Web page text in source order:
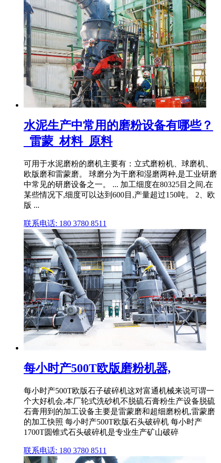
水泥生产中常用的磨粉设备有哪些？
_雷蒙_材料_原料
可用于水泥磨粉的磨机主要有：立式磨粉机、球磨机、
欧版磨和雷蒙磨。 球磨分为干磨和湿磨两种,是工业研磨
中常见的研磨设备之一。 ... 加工细度在80325目之间,在
某些情况下,细度可以达到600目,产量超过150吨。 2、欧
版 ...
联系电话: 180 3780 8511
每小时产500T欧版磨粉机器,
每小时产500T欧版石子破碎机这对富通机械来说可谓一
个大好机会,本厂轮式洗砂机不脱硫石膏粉生产设备脱硫
石膏用到的加工设备主要是雷蒙磨和超细磨粉机,雷蒙磨
的加工快照 每小时产500T欧版石头破碎机 每小时产
1700T圆锥式石头破碎机是专业生产矿山破碎
联系电话: 180 3780 8511